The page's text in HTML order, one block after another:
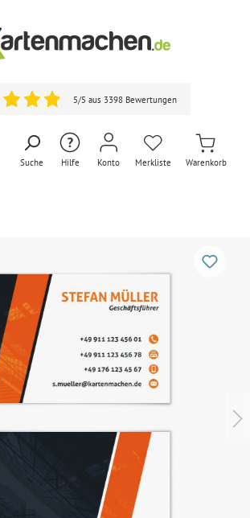
5/5 aus 3398 Bewertungen
Suche Hilfe Konto Merkliste Warenkorb